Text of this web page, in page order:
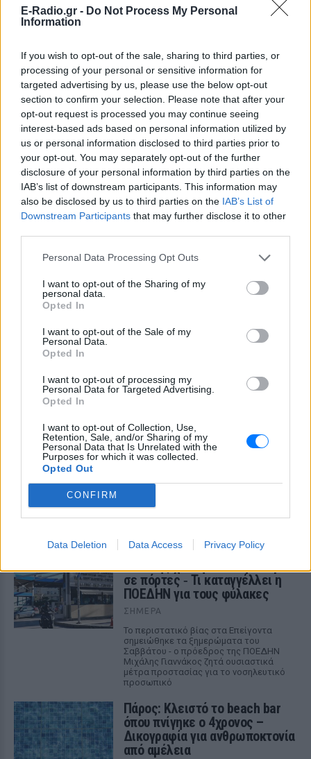
E-Radio.gr - Do Not Process My Personal
Information
If you wish to opt-out of the sale, sharing to third parties, or
processing of your personal or sensitive information for
targeted advertising by us, please use the below opt-out
section to confirm your selection. Please note that after your
opt-out request is processed you may continue seeing
interest-based ads based on personal information utilized by
us or personal information disclosed to third parties prior to
your opt-out. You may separately opt-out of the further
disclosure of your personal information by third parties on the
IAB’s list of downstream participants. This information may
also be disclosed by us to third parties on the IAB’s List of
Downstream Participants that may further disclose it to other
Personal Data Processing Opt Outs
I want to opt-out of the Sharing of my
personal data.
Opted In
I want to opt-out of the Sale of my
Personal Data.
Opted In
I want to opt-out of processing my
Personal Data for Targeted Advertising.
Opted In
I want to opt-out of Collection, Use,
Retention, Sale, and/or Sharing of my
Personal Data that Is Unrelated with the
Purposes for which it was collected.
Opted Out
CONFIRM
Data Deletion Data Access Privacy Policy
Ο επιχειρηματίας από τη Μήλο που
κατέγραψε το περιστατικό μίλησε στον
Νέα λεωφόρος στον Βοτανικό:
Πόσες λωρίδες θα έχει και
πότε παραδίδεται
Η Λεωφόρος Προφήτη Δανιήλ, που
κατασκευάζεται στο πλαίσιο της Διπλής
Ανάπλασης, αποτελεί μέρος ενός νέου
οδικού δικτύου 8 χιλιομέτρων και
συνδέεται άμεσα με το νέο γήπεδο του
Ισραηλινό ΥΠΕΞ προς τουρίστες στην Ελλάδα:
«Κρύψτε ότι είστε Ισραηλινοί» λόγω
διαδηλώσεων
Ταξιδιωτική προειδοποίηση εξέδωσε το ισραηλινό
υπουργείο Εξωτερικών ενόψει της «ημέρας οργής»
ΣΉΜΕΡΑ
Επιτρέπεται να προσπεράσεις
περιπολικό; Τι λέει ο ΚΟΚ που
οι περισσότεροι αγνοούν
Ο Κώδικας Οδικής Κυκλοφορίας δεν
της αστυνομίας, αλλά ισχύουν
συγκεκριμένοι κανόνες που κάθε οδηγός
Επίθεση στον Ερυθρό Σταυρό:
Ασθενής χτύπησε νοσηλεύτρια
σε πόρτες ‑ Τι καταγγέλλει η
ΠΟΕΔΗΝ για τους φύλακες
ΣΉΜΕΡΑ
Το περιστατικό βίας στα Επείγοντα
σημειώθηκε τα ξημερώματα του
Σαββάτου - ο πρόεδρος της ΠΟΕΔΗΝ
Μιχάλης Γιαννάκος ζητά ουσιαστικά
μέτρα προστασίας για το νοσηλευτικό
προσωπικό
Πάρος: Κλειστό το beach bar
όπου πνίγηκε ο 4χρονος –
Δικογραφία για ανθρωποκτονία
από αμέλεια